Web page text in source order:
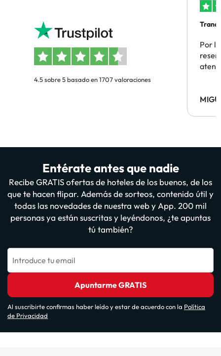
4.5 sobre 5 basado en 1707 valoraciones
Por
Entérate antes que nadie
Recibe GRATIS ofertas de hoteles de los buenos, de los
que te hacen flipar. Además de sorteos, contenido útil y
todas las novedades de nuestra web y App. 200 mil
personas ya están suscritas y leyéndonos, ¿te apuntas
tú también?
Introduce tu email
Apuntarme GRATIS
Al suscribirte confirmas haber leído y estar de acuerdo con la Política
de Privacidad